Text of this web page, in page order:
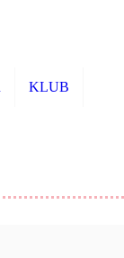
KLUB